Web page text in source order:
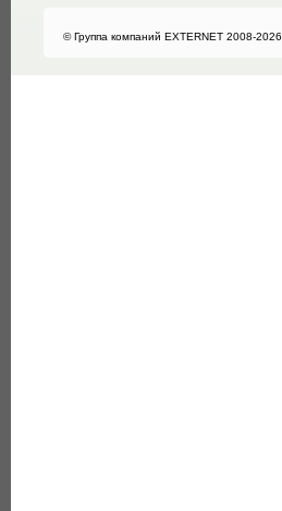
© Группа компаний EXTERNET 2008-2026